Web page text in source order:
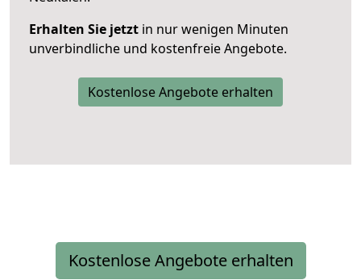
Erhalten Sie jetzt in nur wenigen Minuten
unverbindliche und kostenfreie Angebote.
Kostenlose Angebote erhalten
Kostenlose Angebote erhalten